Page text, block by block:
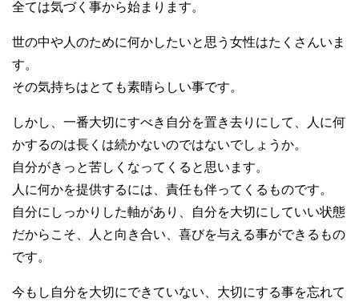
全ては気づく事から始まります。
世の中や人のために何かしたいと思う女性はたくさんいま
す。
その気持ちはとても素晴らしい事です。
しかし、一番大切にすべき自分を置き去りにして、人に何
かするのは長くは続かないのではないでしょうか。
自分がきっと苦しくなってくると思います。
人に何かを提供するには、責任も伴ってくるものです。
自分にしっかりした軸があり、自分を大切にしていい状態
だからこそ、人と向き合い、喜びを与える事ができるもの
です。
今もし自分を大切にできていない、大切にする事を忘れて